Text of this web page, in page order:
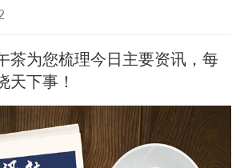
茶为您梳理今日主要资讯，每
天下事！